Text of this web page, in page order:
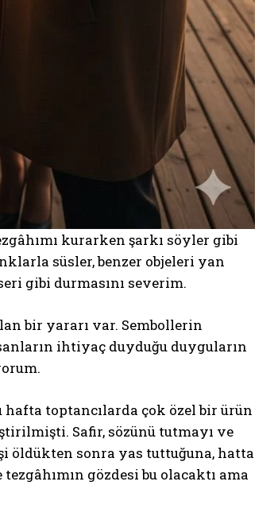
kurarken şarkı söyler gibi
süsler, benzer objeleri yan
gibi durmasını severim.
bir yararı var. Sembollerin
ihtiyaç duyduğu duyguların
toptancılarda çok özel bir ürün
Safir, sözünü tutmayı ve
öldükten sonra yas tuttuğuna, hatta
gözdesi bu olacaktı ama